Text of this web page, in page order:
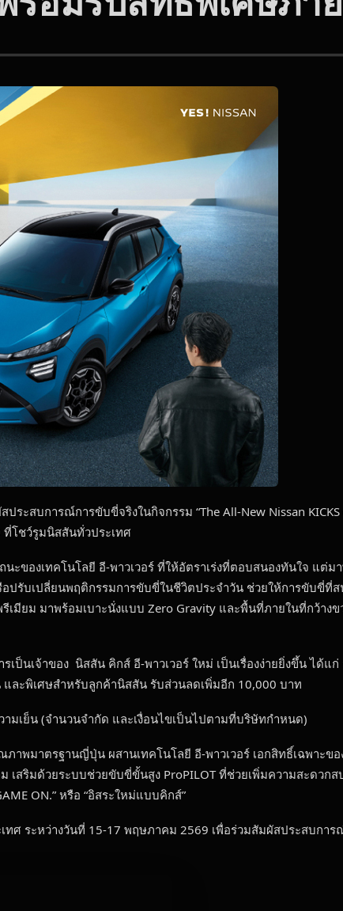
สบการณ์การขับขี่จริงในกิจกรรม “The All-New Nissan KICKS
ที่โชว์รูมนิสสันทั่วประเทศ
ะของเทคโนโลยี อี-พาวเวอร์ ที่ให้อัตราเร่งที่ตอบสนองทันใจ แต่
บเปลี่ยนพฤติกรรมการขับขี่ในชีวิตประจำวัน ช่วยให้การขับขี่ที่ส
ยม มาพร้อมเบาะนั่งแบบ Zero Gravity และพื้นที่ภายในที่กว้าง
นเจ้าของ นิสสัน คิกส์ อี-พาวเวอร์ ใหม่ เป็นเรื่องง่ายยิ่งขึ้น ได้แก่
และพิเศษสำหรับลูกค้านิสสัน รับส่วนลดเพิ่มอีก 10,000 บาท
มเย็น (จำนวนจำกัด และเงื่อนไขเป็นไปตามที่บริษัทกำหนด)
พมาตรฐานญี่ปุ่น ผสานเทคโนโลยี อี-พาวเวอร์ เอกสิทธิ์เฉพาะข
สริมด้วยระบบช่วยขับขี่ขั้นสูง ProPILOT ที่ช่วยเพิ่มความสะดวก
ON.” หรือ “อิสระใหม่แบบคิกส์”
ทศ ระหว่างวันที่ 15-17 พฤษภาคม 2569 เพื่อร่วมสัมผัสประสบกา